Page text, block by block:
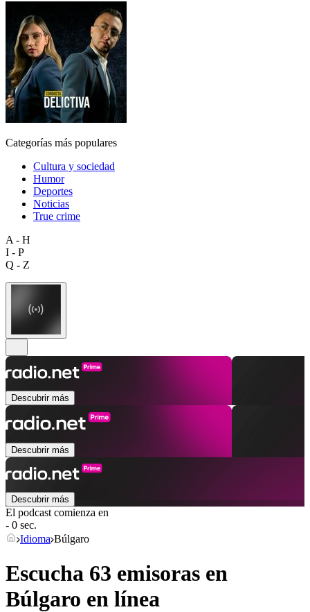
Categorías más populares
Cultura y sociedad
Humor
Deportes
Noticias
True crime
A - H
I - P
Q - Z
Descubrir más
Descubrir más
Descubrir más
El podcast comienza en
- 0 sec.
Idioma Búlgaro
Escucha 63 emisoras en
Búlgaro en línea